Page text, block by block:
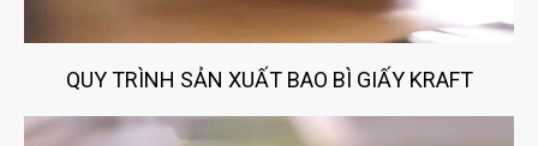
QUY TRÌNH SẢN XUẤT BAO BÌ GIẤY KRAFT
ĐĂNG KÝ TƯ VẤN